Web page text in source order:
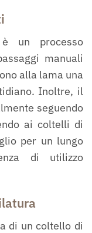
un processo
manuali
alla lama una
Inoltre, il
seguendo
ai coltelli di
per un lungo
di utilizzo
di un coltello di